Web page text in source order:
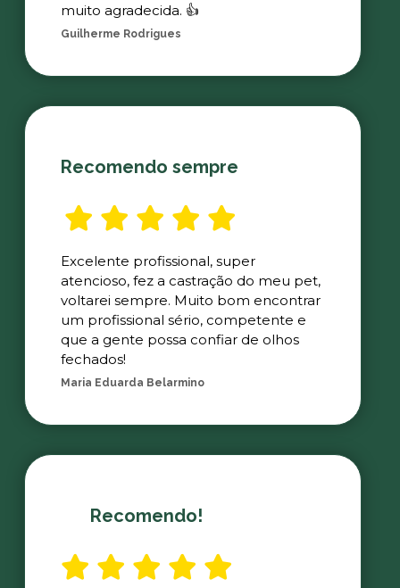
muito agradecida. 👍
Guilherme Rodrigues
Recomendo sempre
Excelente profissional, super
atencioso, fez a castração do meu pet,
voltarei sempre. Muito bom encontrar
um profissional sério, competente e
que a gente possa confiar de olhos
fechados!
Maria Eduarda Belarmino
Recomendo!